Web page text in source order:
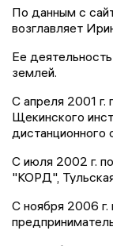
По данным с
возглавляет
Ее
землей.
С апреля 2001
Щекинского
дистанционного
С июля 2002 г.
"КОРД",
С ноября 2006 г.